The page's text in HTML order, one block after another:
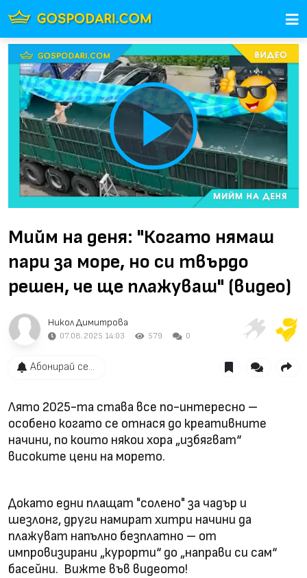
Play
Video
Мийм на деня: "Когато нямаш
пари за море, но си твърдо
решен, че ще плажуваш" (видео)
Никол Димитрова
07.08.2025 14:03 579 0
Абонирай се...
Лято 2025-та става все по-интересно –
особено когато се отнася до креативните
начини, по които някои хора „избягват“
високите цени на морето.
Докато едни плащат "солено" за чадър и
шезлонг, други намират хитри начини да
плажуват напълно безплатно – от
импровизирани „курорти“ до „направи си сам“
басейни. Вижте във видеото!